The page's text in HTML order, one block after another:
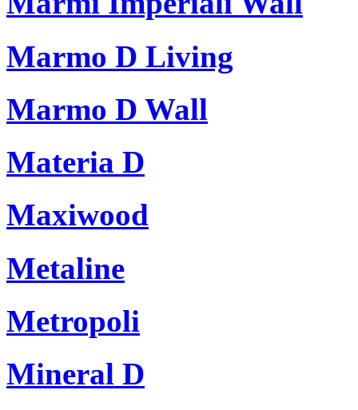
Marmo D Living
Marmo D Wall
Materia D
Maxiwood
Metaline
Metropoli
Mineral D